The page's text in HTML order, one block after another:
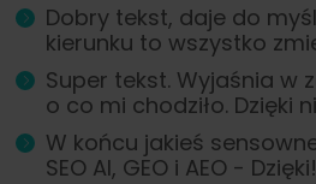
Dobry tekst, daje do
kierunku to wszystko
Super tekst. Wyjaśnia w
o co mi chodziło. Dzięki
W końcu jakieś
SEO AI, GEO i AEO - Dzięki!